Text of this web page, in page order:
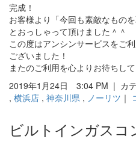
完成！
お客様より「今回も素敵なもの
とおっしゃって頂けました＾＾
この度はアンシンサービスをご
ございました！
またのご利用を心よりお待ちし
2019年1月24日 3:04 PM | カテ
, 横浜店 , 神奈川県 , ノーリツ ｜
ビルトインガスコ